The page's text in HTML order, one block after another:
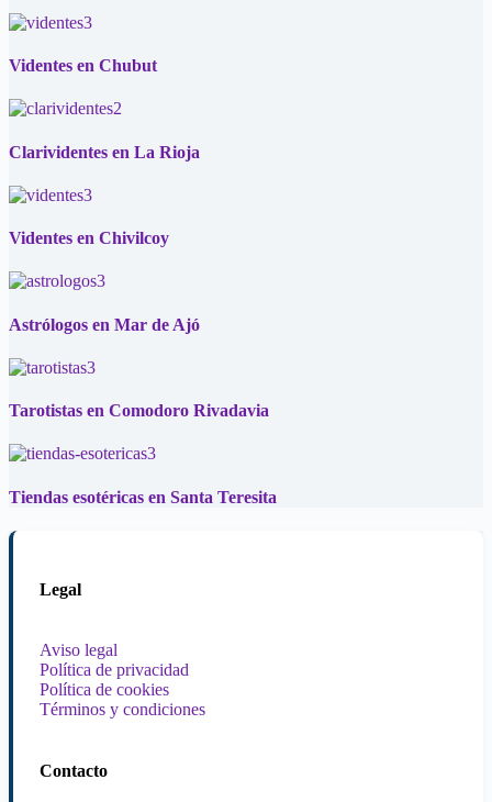
Videntes en Chubut
Clarividentes en La Rioja
Videntes en Chivilcoy
Astrólogos en Mar de Ajó
Tarotistas en Comodoro Rivadavia
Tiendas esotéricas en Santa Teresita
Legal
Aviso legal
Política de privacidad
Política de cookies
Términos y condiciones
Contacto